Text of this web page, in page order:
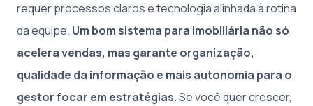
requer processos claros e tecnologia alinhada à rotina
da equipe. Um bom sistema para imobiliária não só
acelera vendas, mas garante organização,
qualidade da informação e mais autonomia para o
gestor focar em estratégias.Se você quer crescer,